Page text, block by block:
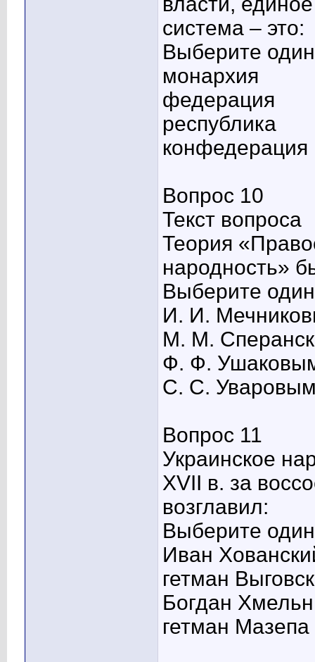
система – это:
Выберите
монархия
федерация
республика
конфедерация
Вопрос 10
Текст вопроса
Теория
народность»
Выберите
И. И.
М. М.
Ф. Ф.
С. С.
Вопрос 11
Украинское
XVII в. за
возглавил:
Выберите
Иван
гетман
Богдан
гетман Мазепа